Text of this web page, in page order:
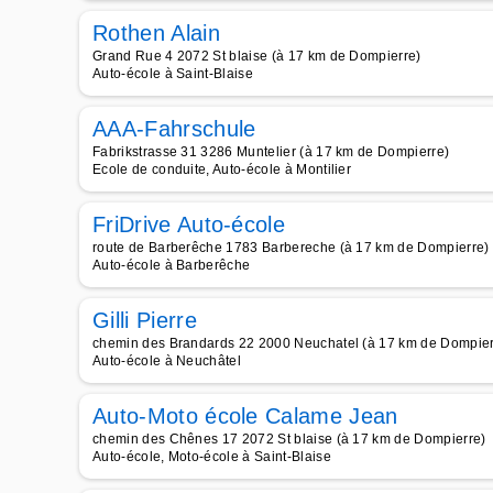
Rothen Alain
Grand Rue 4 2072 St blaise (à 17 km de Dompierre)
Auto-école à Saint-Blaise
AAA-Fahrschule
Fabrikstrasse 31 3286 Muntelier (à 17 km de Dompierre)
Ecole de conduite, Auto-école à Montilier
FriDrive Auto-école
route de Barberêche 1783 Barbereche (à 17 km de Dompierre)
Auto-école à Barberêche
Gilli Pierre
chemin des Brandards 22 2000 Neuchatel (à 17 km de
Auto-école à Neuchâtel
Auto-Moto école Calame Jean
chemin des Chênes 17 2072 St blaise (à 17 km de Dompierre)
Auto-école, Moto-école à Saint-Blaise